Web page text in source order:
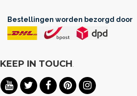
Bestellingen worden bezorgd door
KEEP IN TOUCH